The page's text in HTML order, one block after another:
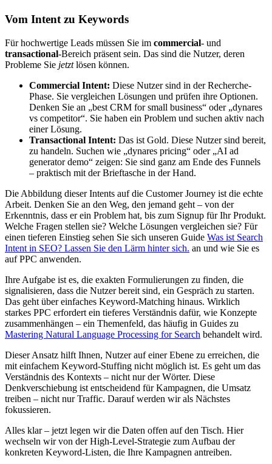
Vom Intent zu Keywords
Für hochwertige Leads müssen Sie im commercial- und
transactional-Bereich präsent sein. Das sind die Nutzer, deren
Probleme Sie jetztlösen können.
Commercial Intent: Diese Nutzer sind in der Recherche-
Phase. Sie vergleichen Lösungen und prüfen ihre Optionen.
Denken Sie an „best CRM for small business“ oder „dynares
vs competitor“. Sie haben ein Problem und suchen aktiv nach
einer Lösung.
Transactional Intent: Das ist Gold. Diese Nutzer sind bereit,
zu handeln. Suchen wie „dynares pricing“ oder „AI ad
generator demo“ zeigen: Sie sind ganz am Ende des Funnels
– praktisch mit der Brieftasche in der Hand.
Die Abbildung dieser Intents auf die Customer Journey ist die echte
Arbeit. Denken Sie an den Weg, den jemand geht – von der
Erkenntnis, dass er ein Problem hat, bis zum Signup für Ihr Produkt.
Welche Fragen stellen sie? Welche Lösungen vergleichen sie? Für
einen tieferen Einstieg sehen Sie sich unseren Guide Was ist Search
Intent in SEO? Lassen Sie den Lärm hinter sich. an und wie Sie es
auf PPC anwenden.
Ihre Aufgabe ist es, die exakten Formulierungen zu finden, die
signalisieren, dass die Nutzer bereit sind, ein Gespräch zu starten.
Das geht über einfaches Keyword-Matching hinaus. Wirklich
starkes PPC erfordert ein tieferes Verständnis dafür, wie Konzepte
zusammenhängen – ein Themenfeld, das häufig in Guides zu
Mastering Natural Language Processing for Search behandelt wird.
Dieser Ansatz hilft Ihnen, Nutzer auf einer Ebene zu erreichen, die
mit einfachem Keyword-Stuffing nicht möglich ist. Es geht um das
Verständnis des Kontexts – nicht nur der Wörter. Diese
Denkverschiebung ist entscheidend für Kampagnen, die Umsatz
treiben – nicht nur Traffic. Darauf werden wir als Nächstes
fokussieren.
Alles klar – jetzt legen wir die Daten offen auf den Tisch. Hier
wechseln wir von der High-Level-Strategie zum Aufbau der
konkreten Keyword-Listen, die Ihre Kampagnen antreiben.